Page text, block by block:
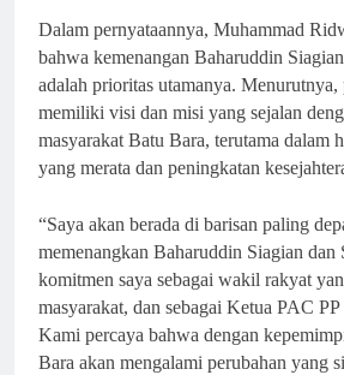
Dalam pernyataannya, Muhammad
bahwa kemenangan Baharuddin
adalah prioritas utamanya. Menurutnya,
memiliki visi dan misi yang sejalan
masyarakat Batu Bara, terutama dalam
yang merata dan peningkatan
“Saya akan berada di barisan paling
memenangkan Baharuddin Siagian dan
komitmen saya sebagai wakil rakyat
masyarakat, dan sebagai Ketua PAC
Kami percaya bahwa dengan
Bara akan mengalami perubahan yang